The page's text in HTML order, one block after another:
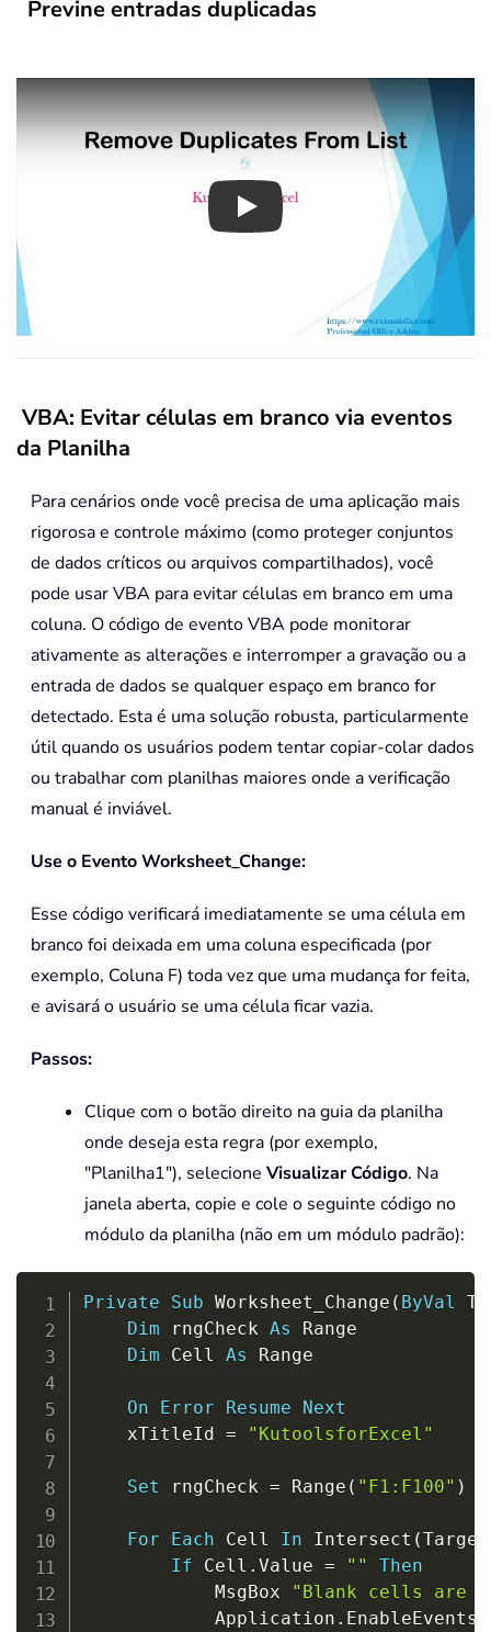
Previne entradas duplicadas
Play
VBA: Evitar células em branco via eventos
da Planilha
Para cenários onde você precisa de uma aplicação mais
rigorosa e controle máximo (como proteger conjuntos
de dados críticos ou arquivos compartilhados), você
pode usar VBA para evitar células em branco em uma
coluna. O código de evento VBA pode monitorar
ativamente as alterações e interromper a gravação ou a
entrada de dados se qualquer espaço em branco for
detectado. Esta é uma solução robusta, particularmente
útil quando os usuários podem tentar copiar-colar dados
ou trabalhar com planilhas maiores onde a verificação
manual é inviável.
Use o Evento Worksheet_Change:
Esse código verificará imediatamente se uma célula em
branco foi deixada em uma coluna especificada (por
exemplo, Coluna F) toda vez que uma mudança for feita,
e avisará o usuário se uma célula ficar vazia.
Passos:
Clique com o botão direito na guia da planilha
onde deseja esta regra (por exemplo,
"Planilha1"), selecione Visualizar Código. Na
janela aberta, copie e cole o seguinte código no
módulo da planilha (não em um módulo padrão):
Private Sub Worksheet_Change ( ByVal
Dim rngCheck As Range
Dim Cell As Range
On Error Resume
Next
    xTitleId
= "KutoolsforExcel"
Set rngCheck = Range ( "F1:F100" )
For Each Cell In Intersect (Target
If Cell . Value = ""
Then
            MsgBox
"Blank cells are
            Application
. EnableEvents
Copy